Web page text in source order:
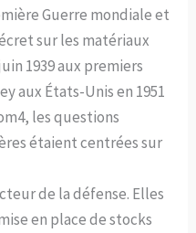
Guerre mondiale et
sur les matériaux
1939 aux premiers
aux États-Unis en 1951
les questions
étaient centrées sur
de la défense. Elles
en place de stocks